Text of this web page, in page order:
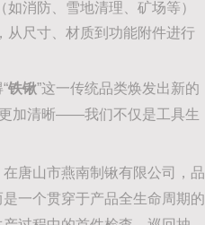
消防、雪地清理、矿场等）
从尺寸、材质到功能附件进行
铁锹‌”这一传统品类焕发出新的
加清晰——我们不仅是工具生
唐山市燕南制锹有限公司，品
一个贯穿于产品全生命周期的